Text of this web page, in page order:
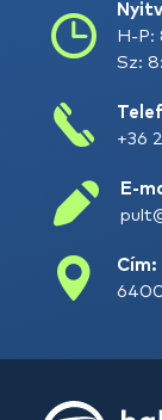
H-
Sz:
+36
E-
Cím: